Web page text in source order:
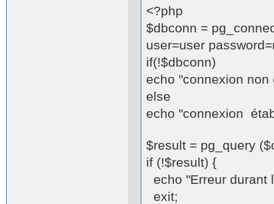
<?php
$dbconn =
user=user
if(!$dbconn)
echo "connexion non
else
echo "connexion
$result = pg_query
if (!$result) {
echo "Erreur durant
exit;